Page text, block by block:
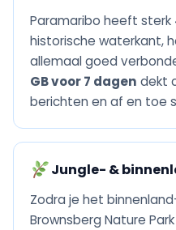
Paramaribo heeft
historische waterkant,
allemaal goed
GB voor 7 dagen dekt
berichten en af en toe
Jungle- &
Zodra je het
Brownsberg Nature